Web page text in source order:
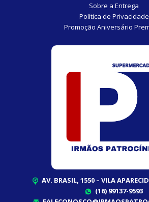
Sobre a Entrega
Política de Privacidade
Promoção Aniversário
AV. BRASIL, 1550 – VILA
(16) 99137-9593